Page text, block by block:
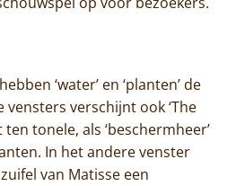
Home
abdij
‘water’ en ‘planten’ de
verschijnt ook ‘The
tonele, als ‘beschermheer’
In het andere venster
van Matisse een